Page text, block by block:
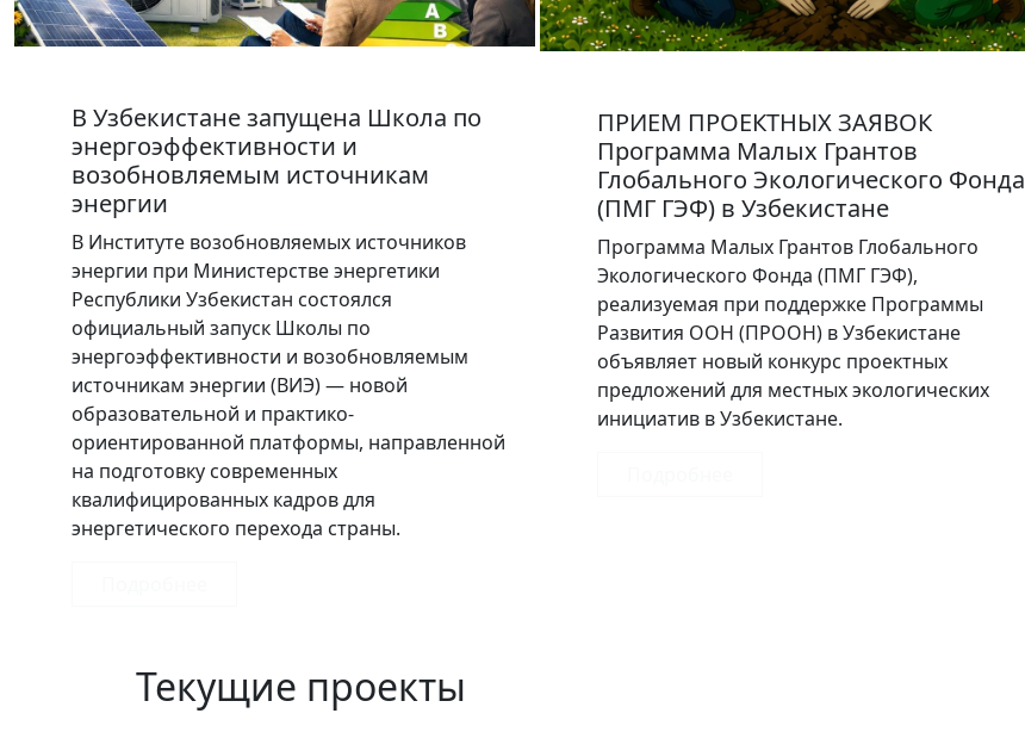
В Узбекистане запущена Школа по
энергоэффективности и
возобновляемым источникам
энергии
В Институте возобновляемых источников
энергии при Министерстве энергетики
Республики Узбекистан состоялся
официальный запуск Школы по
энергоэффективности и возобновляемым
источникам энергии (ВИЭ) — новой
образовательной и практико-
ориентированной платформы, направленной
на подготовку современных
квалифицированных кадров для
энергетического перехода страны.
ПРИЕМ ПРОЕКТНЫХ ЗАЯВОК
Программа Малых Грантов
Глобального Экологического Фонда
(ПМГ ГЭФ) в Узбекистане
Программа Малых Грантов Глобального
Экологического Фонда (ПМГ ГЭФ),
реализуемая при поддержке Программы
Развития ООН (ПРООН) в Узбекистане
объявляет новый конкурс проектных
предложений для местных экологических
инициатив в Узбекистане.
Текущие проекты